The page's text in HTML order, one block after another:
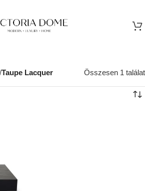
/Taupe Lacquer Összesen 1 találat